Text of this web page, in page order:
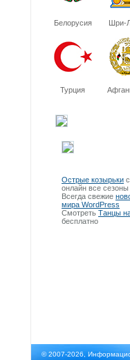
Белорусия Шри-
Турция
Острые козырьки
онлайн все сезоны
Всегда свежие
мира WordPress
Смотреть Танцы
бесплатно
© 2007-2026,